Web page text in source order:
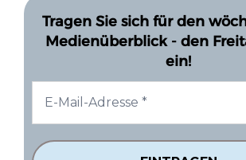
Tragen Sie sich für den
Medienüberblick - den
ein!